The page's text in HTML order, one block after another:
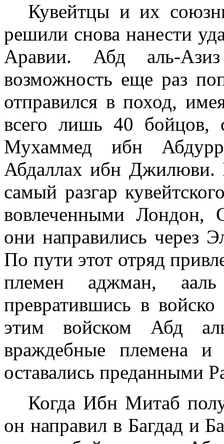
Кувейтцы и их
решили снова нанес­ти
Аравии. Абд аль-
возможность еще раз
отпра­вился в поход,
всего лишь 40 бойцов,
Мухаммед ибн
Абдаллах ибн
самый разгар
вовлеченными Лондон,
они направились через
По пути этот отряд
племен аджман,
превратившись в
этим войском Абд
враждебные племена и
оставались преданными
Когда Ибн Митаб
он направил в Багдад и